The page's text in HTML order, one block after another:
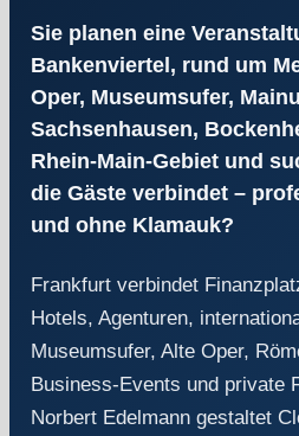
Sie planen eine
Bankenviertel, rund um
Oper, Museumsufer,
Sachsenhausen,
Rhein-Main-Gebiet und
die Gäste verbindet –
und ohne Klamauk?
Frankfurt verbindet
Hotels, Agenturen,
Museumsufer, Alte Oper,
Business-Events und private
Norbert Edelmann gestaltet